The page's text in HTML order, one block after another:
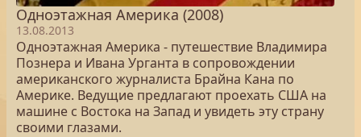
Одноэтажная Америка (2008)
13.08.2013
Одноэтажная Америка - путешествие Владимира
Познера и Ивана Урганта в сопровождении
американского журналиста Брайна Кана по
Америке. Ведущие предлагают проехать США на
машине с Востока на Запад и увидеть эту страну
своими глазами.